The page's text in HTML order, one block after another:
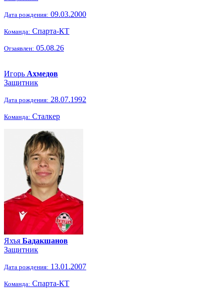
Дата рождения: 09.03.2000
Команда: Спарта-КТ
Отзаявлен: 05.08.26
Игорь Ахмедов
Защитник
Дата рождения: 28.07.1992
Команда: Сталкер
Яхъя Бадакшанов
Защитник
Дата рождения: 13.01.2007
Команда: Спарта-КТ